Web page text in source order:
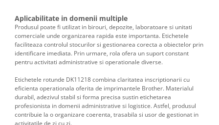
Aplicabilitate in domenii multiple
Produsul poate fi utilizat in birouri, depozite, laboratoare si unitati
comerciale unde organizarea rapida este importanta. Etichetele
faciliteaza controlul stocurilor si gestionarea corecta a obiectelor prin
identificare imediata. Prin urmare, rola ofera un suport constant
pentru activitati administrative si operationale diverse.
Etichetele rotunde DK11218 combina claritatea inscriptionarii cu
eficienta operationala oferita de imprimantele Brother. Materialul
durabil, adezivul stabil si forma precisa sustin etichetarea
profesionista in domenii administrative si logistice. Astfel, produsul
contribuie la o organizare coerenta, trasabila si usor de gestionat in
activitatile de zi cu zi.